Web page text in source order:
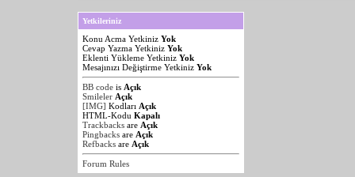
Yetkileriniz
Konu Acma Yetkiniz Yok
Cevap Yazma Yetkiniz Yok
Eklenti Yükleme Yetkiniz Yok
Mesajınızı Değiştirme Yetkiniz Yok
BB code is Açık
Smileler Açık
[IMG] Kodları Açık
HTML-Kodu Kapalı
Trackbacks are Açık
Pingbacks are Açık
Refbacks are Açık
Forum Rules